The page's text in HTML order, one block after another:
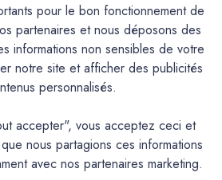
(AXXX)se décline en 20 teintes,
couleurs plus affirmées. Idéal pour :
adapté au trafic intense.
à grain ultra fin et doux au toucher.
de 20 couleurs.
COFETE
MILNA
GIVRE
FROCK
DONKEY
NONZA
pour le bon fonctionnement de
partenaires et nous déposons des
informations non sensibles de votre
notre site et afficher des publicités
personnalisés.
accepter", vous acceptez ceci et
nous partagions ces informations
avec nos partenaires marketing.